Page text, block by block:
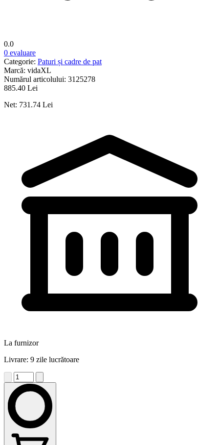
0.0
0 evaluare
Categorie: Paturi și cadre de pat
Marcă: vidaXL
Numărul articolului: 3125278
885.40 Lei
Net: 731.74 Lei
La furnizor
Livrare: 9 zile lucrătoare